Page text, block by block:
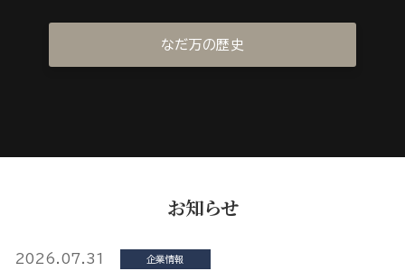
なだ万の歴史
お知らせ
2026.07.31 企業情報